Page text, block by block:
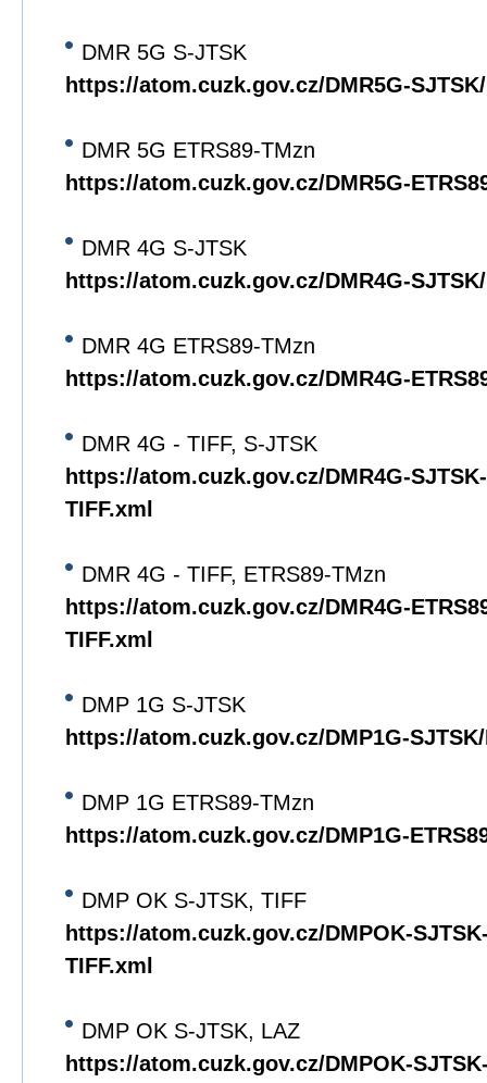
DMR 5G S-JTSK
https://atom.cuzk.gov.cz/DMR5G-
DMR 5G ETRS89-TMzn
https://atom.cuzk.gov.cz/DMR5G-
DMR 4G S-JTSK
https://atom.cuzk.gov.cz/DMR4G-
DMR 4G ETRS89-TMzn
https://atom.cuzk.gov.cz/DMR4G-
DMR 4G - TIFF, S-JTSK
https://atom.cuzk.gov.cz/DMR4G-
TIFF.xml
DMR 4G - TIFF, ETRS89-TMzn
https://atom.cuzk.gov.cz/DMR4G-
TIFF.xml
DMP 1G S-JTSK
https://atom.cuzk.gov.cz/DMP1G-
DMP 1G ETRS89-TMzn
https://atom.cuzk.gov.cz/DMP1G-
DMP OK S-JTSK, TIFF
https://atom.cuzk.gov.cz/DMPOK-
TIFF.xml
DMP OK S-JTSK, LAZ
https://atom.cuzk.gov.cz/DMPOK-